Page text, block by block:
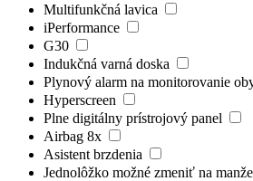
Multifunkčná lavica
iPerformance
G30
Indukčná varná doska
Plynový alarm na monitorovanie
Hyperscreen
Plne digitálny prístrojový panel
Airbag 8x
Asistent brzdenia
Jednolôžko možné zmeniť na